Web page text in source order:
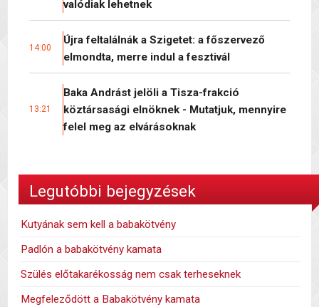
valódiak lehetnek
14:00
Újra feltalálnák a Szigetet: a főszervező
elmondta, merre indul a fesztivál
13:21
Baka Andrást jelöli a Tisza-frakció
köztársasági elnöknek - Mutatjuk, mennyire
felel meg az elvárásoknak
Legutóbbi bejegyzések
Kutyának sem kell a babakötvény
Padlón a babakötvény kamata
Szülés előtakarékosság nem csak terheseknek
Megfeleződött a Babakötvény kamata